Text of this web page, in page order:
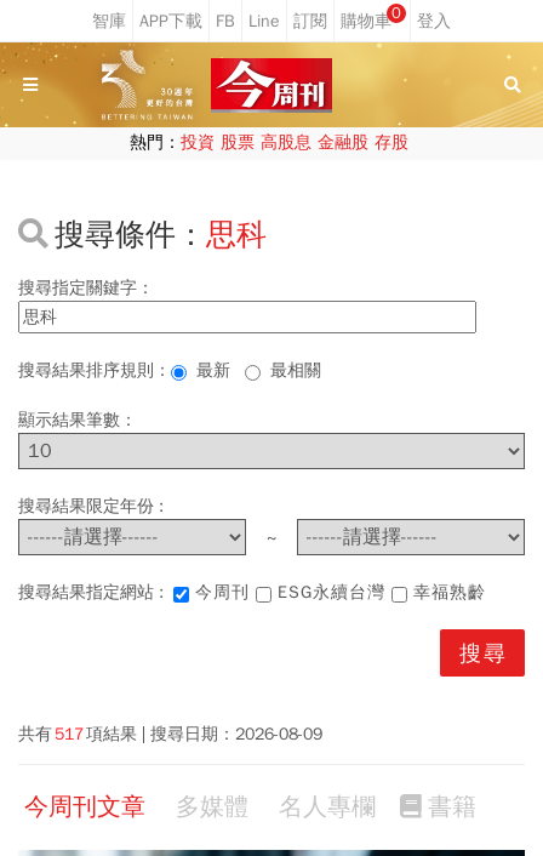
0
熱門： 投資 股票 高股息 金融股 存股
搜尋條件： 思科
搜尋指定關鍵字：
搜尋結果排序規則： 最新 最相關
顯示結果筆數：
搜尋結果限定年份 :
~
搜尋結果指定網站 : 今周刊 ESG永續台灣 幸福熟齡
共有517項結果 搜尋日期： 2026-08-09
今周刊文章 多媒體 名人專欄 書籍